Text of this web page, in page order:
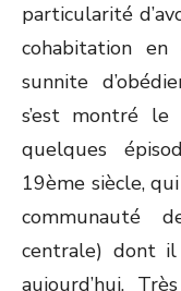
particularité
cohabitation en
sunnite
s’est montré
quelques
19ème siècle,
communauté
centrale) dont il
aujourd’hui.